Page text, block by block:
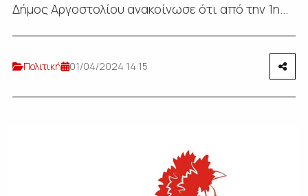
Δήμος Αργοστολίου ανακοίνωσε ότι από την 1η...
Πολιτική 01/04/2024 14:15